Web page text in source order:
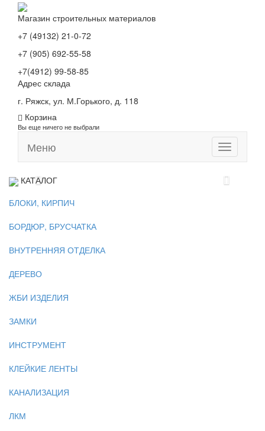
Магазин строительных материалов
+7 (49132) 21-0-72
+7 (905) 692-55-58
+7(4912) 99-58-85
Адрес склада
г. Ряжск, ул. М.Горького, д. 118
Корзина
Вы еще ничего не выбрали
Toggle
navigation
Меню
КАТАЛОГ
БЛОКИ, КИРПИЧ
БОРДЮР, БРУСЧАТКА
ВНУТРЕННЯЯ ОТДЕЛКА
ДЕРЕВО
ЖБИ ИЗДЕЛИЯ
ЗАМКИ
ИНСТРУМЕНТ
КЛЕЙКИЕ ЛЕНТЫ
КАНАЛИЗАЦИЯ
ЛКМ